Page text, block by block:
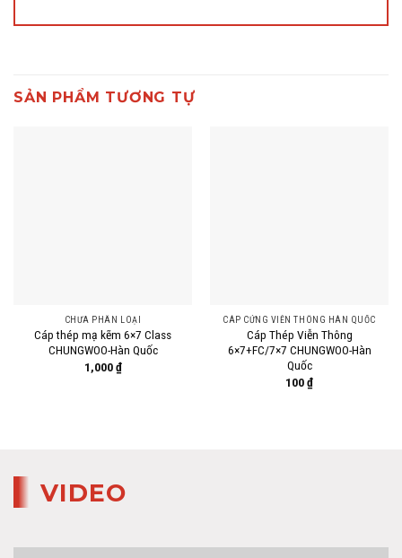
SẢN PHẨM TƯƠNG TỰ
CHƯA PHÂN LOẠI
Cáp thép mạ kẽm 6×7 Class
CHUNGWOO-Hàn Quốc
1,000₫
CÁP CỨNG VIỄN THÔNG HÀN QUỐC
Cáp Thép Viễn Thông
6×7+FC/7×7 CHUNGWOO-Hàn
Quốc
100₫
VIDEO